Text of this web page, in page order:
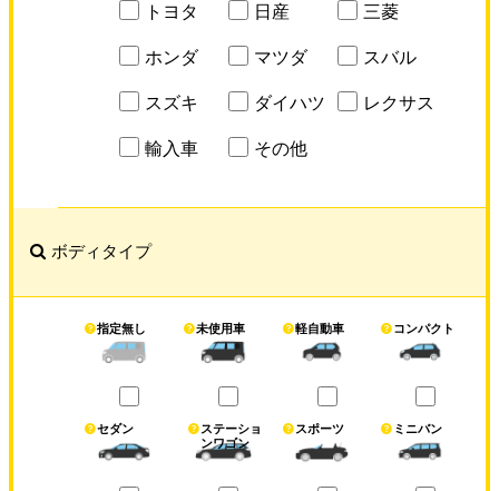
トヨタ 日産 三菱
ホンダ マツダ スバル
スズキ ダイハツ レクサス
輸入車 その他
ボディタイプ
指定無し 未使用車 軽自動車 コンパクト
セダン
ステーショ
ンワゴン
スポーツ ミニバン